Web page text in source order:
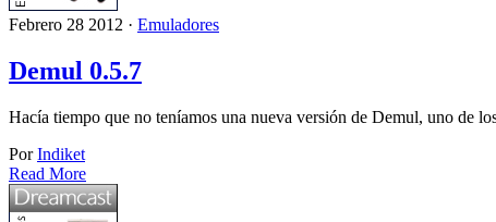
Febrero 28 2012 · Emuladores
Demul 0.5.7
Hacía tiempo que no teníamos una nueva versión de Demul, uno de
PorIndiket
Read More